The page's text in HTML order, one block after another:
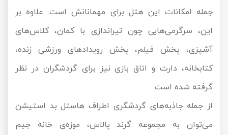
جمله امکانات این هتل برای مهمانانش است. علاوه بر
این، سرگرمی‌هایی چون تیراندازی با کمان، کلاس‌های
آشپزی، پخش فیلم، پخش رویدادهای ورزشی زنده،
کتابخانه، دارت و اتاق بازی نیز برای گردشگران در نظر
گرفته شده است.
از جمله جاذبه‌های گردشگری اطراف هاستل بد استیشن
می‌توان به مجموعه گرند پالاس، موزه‌ی خانه جیم